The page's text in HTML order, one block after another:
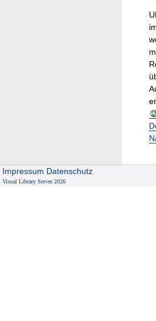
Impressum Datenschutz
Visual Library Server 2026